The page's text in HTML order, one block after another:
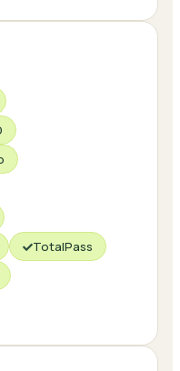
TotalPass